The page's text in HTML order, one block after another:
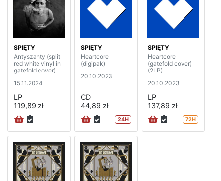
SPIĘTY
Antyszanty (split
red white vinyl in
gatefold cover)
15.11.2024
LP
119,89 zł
SPIĘTY
Heartcore
(digipak)
20.10.2023
CD
44,89 zł
24H
SPIĘTY
Heartcore
(gatefold cover)
(2LP)
20.10.2023
LP
137,89 zł
72H